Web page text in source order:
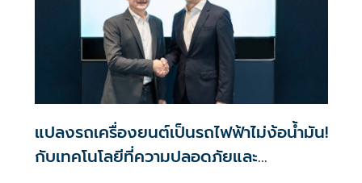
แปลงรถเครื่องยนต์เป็นรถไฟฟ้าไม่ง้อน้ำมัน!
กับเทคโนโลยีที่ความปลอดภัยและ